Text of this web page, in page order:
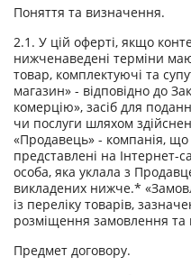
Поняття та визначення.
2.1. У цій оферті, якщо
нижченаведені терміни
товар, комплектуючі та
магазин» - відповідно до
комерцію», засіб для
чи послуги шляхом
«Продавець» - компанія, що
представлені на Інтернет-
особа, яка уклала з
викладених нижче.*
із переліку товарів,
розміщення замовлення
Предмет договору.